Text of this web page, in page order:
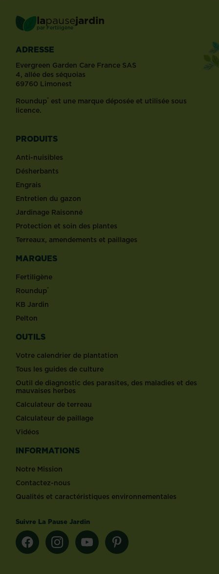
lapausejardin
par Fertiligène ®
ADRESSE
Evergreen Garden Care France SAS
4, allée des séquoias
69760 Limonest
Roundup® est une marque déposée et utilisée sous
licence.
PRODUITS
Anti-nuisibles
Désherbants
Engrais
Entretien du gazon
Jardinage Raisonné
Protection et soin des plantes
Terreaux, amendements et paillages
MARQUES
Fertiligène
Roundup®
KB Jardin
Pelton
OUTILS
Votre calendrier de plantation
Tous les guides de culture
Outil de diagnostic des parasites, des maladies et des
mauvaises herbes
Calculateur de terreau
Calculateur de paillage
Vidéos
INFORMATIONS
Notre Mission
Contactez-nous
Qualités et caractéristiques environnementales
Suivre La Pause Jardin